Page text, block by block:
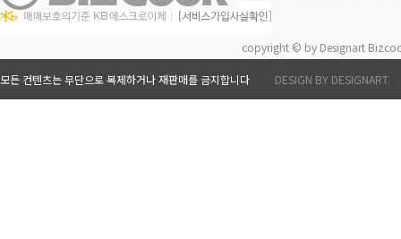
copyright © by Designart
모든 컨텐츠는 무단으로 복제하거나 재판매를 금지합니다 DESIGN BY DESIGNART.